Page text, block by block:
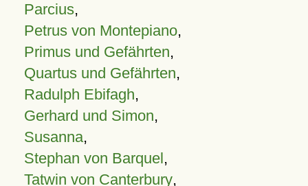
Parcius,
Petrus von Montepiano,
Primus und Gefährten,
Quartus und Gefährten,
Radulph Ebifagh,
Gerhard und Simon,
Susanna,
Stephan von Barquel,
Tatwin von Canterbury,